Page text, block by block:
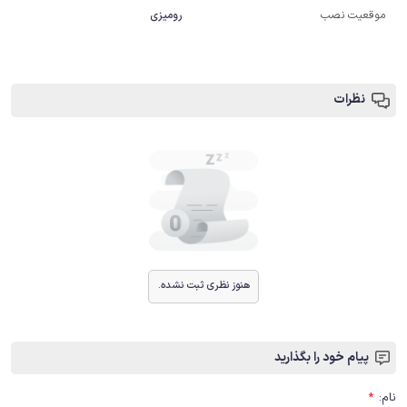
موقعیت نصب رومیزی
نظرات
هنوز نظری ثبت نشده.
پیام خود را بگذارید
نام:
*